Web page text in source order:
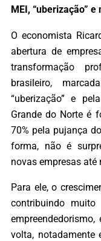
MEI, “uberização”
O economista
abertura de
transformação
brasileiro,
“uberização” e
Grande do Norte é
70% pela pujança
forma, não é
novas empresas até
Para ele, o
contribuindo
volta, notadamente